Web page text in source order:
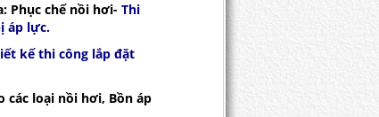
: Phục chế nồi hơi- Thi
áp lực.
kế thi công lắp đặt
các loại nồi hơi, Bồn áp